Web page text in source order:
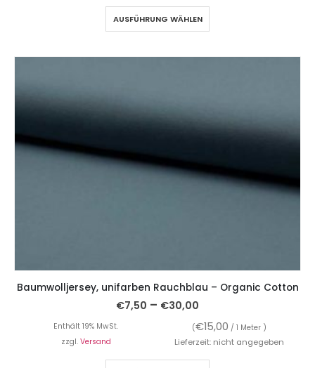
AUSFÜHRUNG WÄHLEN
Baumwolljersey, unifarben Rauchblau – Organic Cotton
€7,50 – €30,00
Enthält 19% MwSt. (€15,00 / 1 Meter )
zzgl. Versand Lieferzeit: nicht angegeben